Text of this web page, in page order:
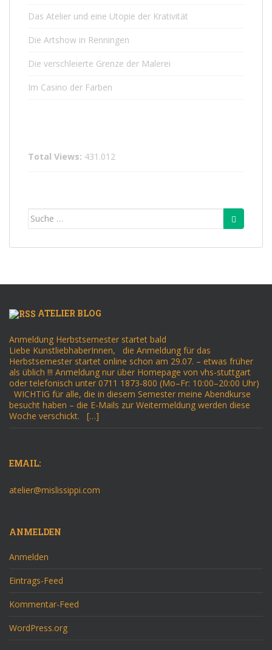
Das Atelier und eine Utopie der Krativität
Die Artshow in Renningen
Die verschleierte Grenze der Malerei
Im Casino der Farben
Total Views: 431.012
Suche
ATELIER BLOG
Anmeldung Herbstsemester startet bald
Liebe KunstliebhaberInnen, die Anmeldung für das
Herbstsemester startet online schon am 29.07. – etwas früher
als üblich !!! Anmeldung nur über Homepage von vhs-stuttgart
oder telefonisch unter 0711 1873-800 (Mo–Fr: 10:00–20:00 Uhr)
WICHTIG für alle, die in diesem Semester meine Abendkurse
besucht haben – die E-Mails zur Weitermeldung werden diese
Woche verschickt. […]
EMAIL:
atelier@mislissippi.com
ANMELDEN
Anmelden
Eintrags-Feed
Kommentar-Feed
WordPress.org